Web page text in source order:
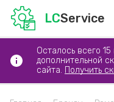
LCService
Осталось всего
дополнительной
сайта. Получить